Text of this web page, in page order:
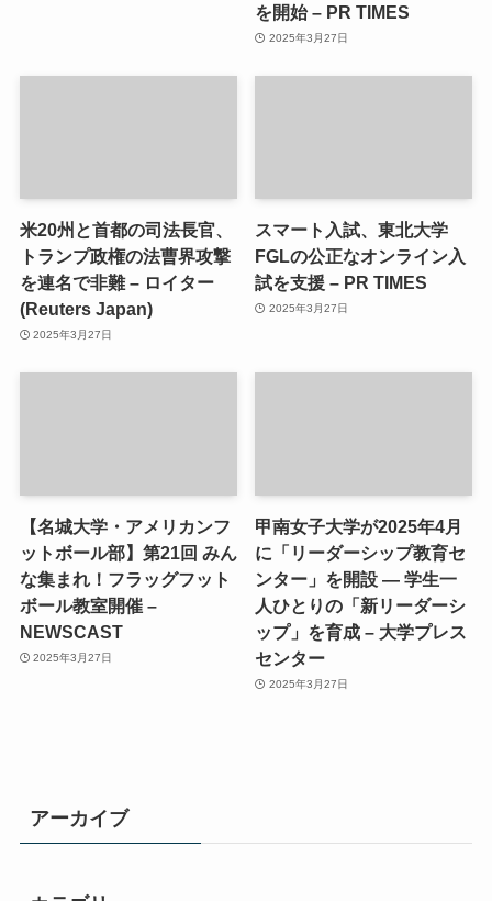
を開始 – PR TIMES
2025年3月27日
米20州と首都の司法長官、
トランプ政権の法曹界攻撃
を連名で非難 – ロイター
(Reuters Japan)
2025年3月27日
スマート入試、東北大学
FGLの公正なオンライン入
試を支援 – PR TIMES
2025年3月27日
【名城大学・アメリカンフ
ットボール部】第21回 みん
な集まれ！フラッグフット
ボール教室開催 –
NEWSCAST
2025年3月27日
甲南女子大学が2025年4月
に「リーダーシップ教育セ
ンター」を開設 ― 学生一
人ひとりの「新リーダーシ
ップ」を育成 – 大学プレス
センター
2025年3月27日
アーカイブ